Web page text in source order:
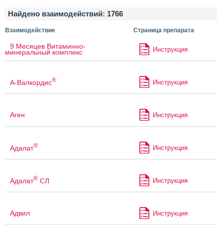
Найдено взаимодействий: 1766
Взаимодействие Страница препарата
9 Месяцев Витаминно-
минеральный комплекс Инструкция
А-Валкордис® Инструкция
Аген Инструкция
Адалат® Инструкция
Адалат® СЛ Инструкция
Адвил Инструкция